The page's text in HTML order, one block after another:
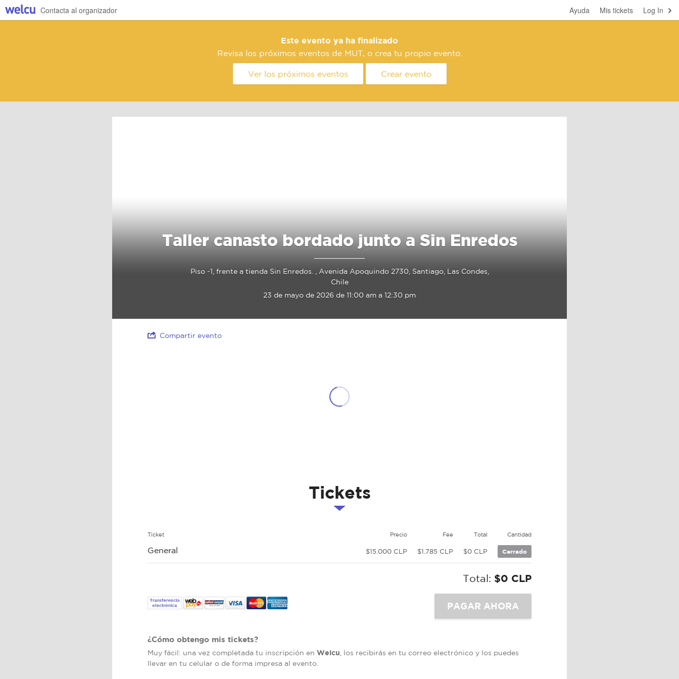
Log In
Mis tickets
Ayuda
Contacta al organizador
Este evento ya ha finalizado
Revisa los próximos eventos de MUT, o crea tu propio evento.
Ver los próximos eventos Crear evento
Taller canasto bordado junto a Sin Enredos
Piso -1, frente a tienda Sin Enredos. , Avenida Apoquindo 2730, Santiago, Las Condes,
Chile
23 de mayo de 2026 de 11:00 am a 12:30 pm
Compartir evento
Tickets
Ticket Precio Fee Total Cantidad
General $15.000 CLP $1.785 CLP $0 CLP Cerrado
Total: $0 CLP
¿Cómo obtengo mis tickets?
Muy fácil: una vez completada tu inscripción en Welcu , los recibirás en tu correo electrónico y los puedes
llevar en tu celular o de forma impresa al evento.